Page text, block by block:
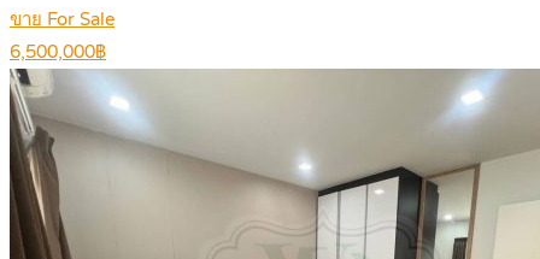
ขาย For Sale
6,500,000฿